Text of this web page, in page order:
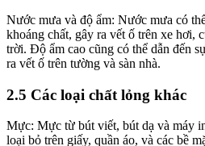
Nước mưa và độ ẩm: Nước mưa có
khoáng chất, gây ra vết ố trên xe hơi,
trời. Độ ẩm cao cũng có thể dẫn đến
ra vết ố trên tường và sàn nhà.
2.5 Các loại chất lỏng khác
Mực: Mực từ bút viết, bút dạ và máy
loại bỏ trên giấy, quần áo, và các bề